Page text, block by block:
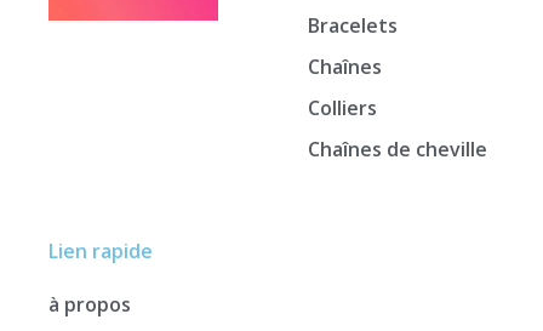
Lien rapide
à propos
Bracelets
Chaînes
Colliers
Chaînes de cheville